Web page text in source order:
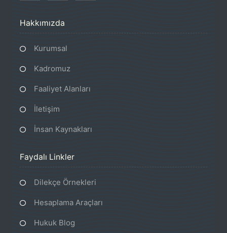
Hakkımızda
Kurumsal
Kadromuz
Faaliyet Alanları
İletişim
İnsan Kaynakları
Faydalı Linkler
Dilekçe Örnekleri
Hesaplama Araçları
Hukuk Blog